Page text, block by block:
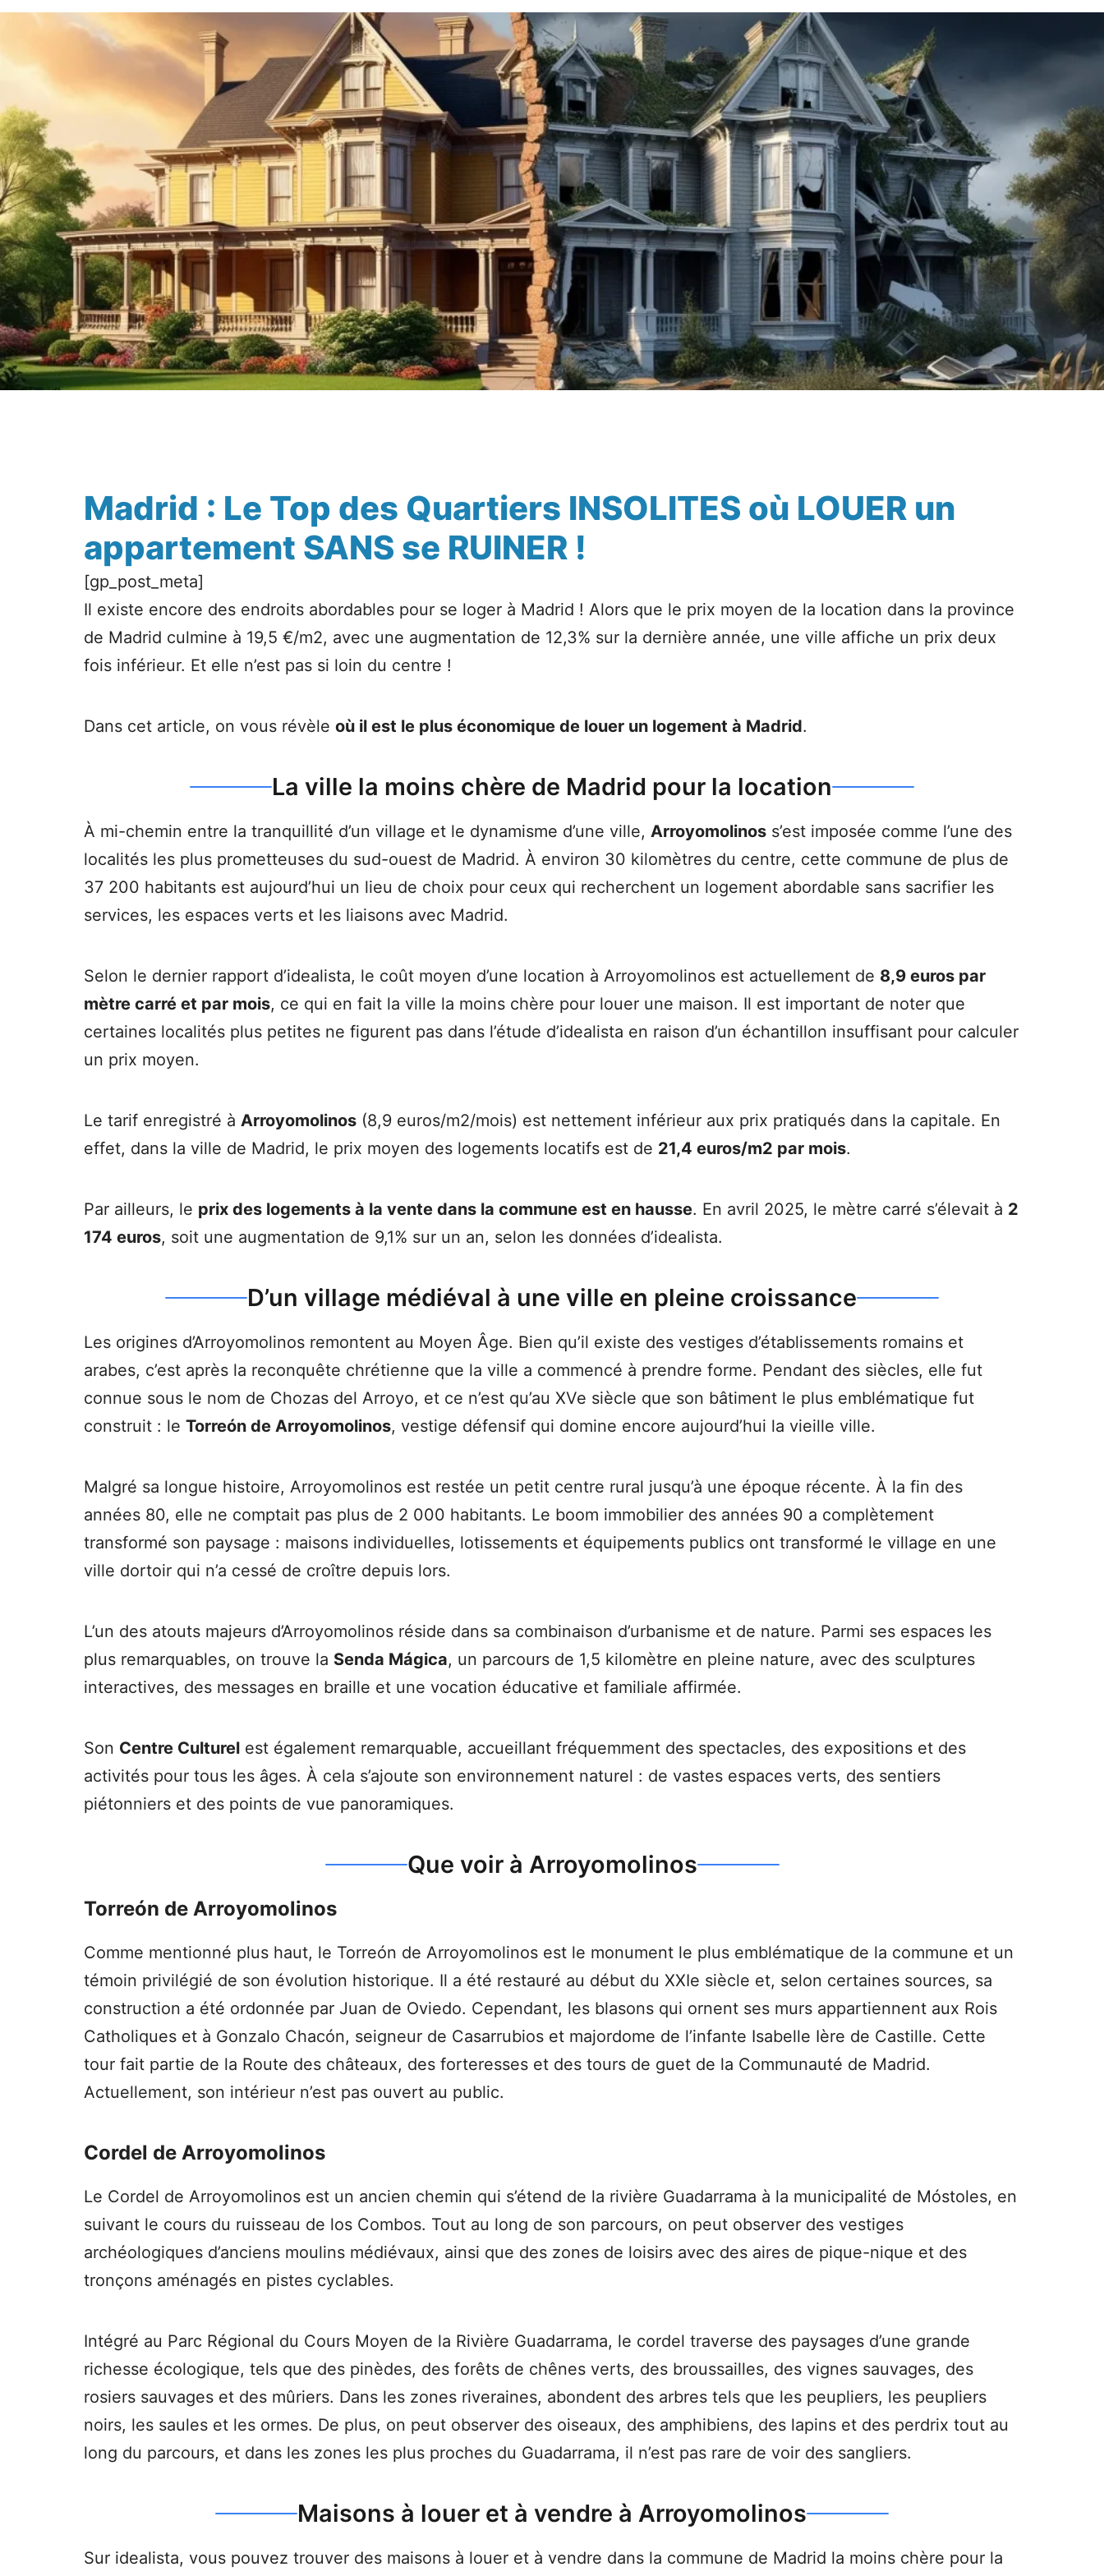
Madrid : Le Top des Quartiers INSOLITES où LOUER un
appartement SANS se RUINER !
[gp_post_meta]
Il existe encore des endroits abordables pour se loger à Madrid ! Alors que le prix moyen de la location dans la province
de Madrid culmine à 19,5 €/m2, avec une augmentation de 12,3% sur la dernière année, une ville affiche un prix deux
fois inférieur. Et elle n’est pas si loin du centre !
Dans cet article, on vous révèle où il est le plus économique de louer un logement à Madrid.
La ville la moins chère de Madrid pour la location
À mi-chemin entre la tranquillité d’un village et le dynamisme d’une ville, Arroyomolinos s’est imposée comme l’une des
localités les plus prometteuses du sud-ouest de Madrid. À environ 30 kilomètres du centre, cette commune de plus de
37 200 habitants est aujourd’hui un lieu de choix pour ceux qui recherchent un logement abordable sans sacrifier les
services, les espaces verts et les liaisons avec Madrid.
Selon le dernier rapport d’idealista, le coût moyen d’une location à Arroyomolinos est actuellement de 8,9 euros par
mètre carré et par mois, ce qui en fait la ville la moins chère pour louer une maison. Il est important de noter que
certaines localités plus petites ne figurent pas dans l’étude d’idealista en raison d’un échantillon insuffisant pour calculer
un prix moyen.
Le tarif enregistré à Arroyomolinos (8,9 euros/m2/mois) est nettement inférieur aux prix pratiqués dans la capitale. En
effet, dans la ville de Madrid, le prix moyen des logements locatifs est de 21,4 euros/m2 par mois.
Par ailleurs, le prix des logements à la vente dans la commune est en hausse. En avril 2025, le mètre carré s’élevait à 2
174 euros, soit une augmentation de 9,1% sur un an, selon les données d’idealista.
D’un village médiéval à une ville en pleine croissance
Les origines d’Arroyomolinos remontent au Moyen Âge. Bien qu’il existe des vestiges d’établissements romains et
arabes, c’est après la reconquête chrétienne que la ville a commencé à prendre forme. Pendant des siècles, elle fut
connue sous le nom de Chozas del Arroyo, et ce n’est qu’au XVe siècle que son bâtiment le plus emblématique fut
construit : le Torreón de Arroyomolinos, vestige défensif qui domine encore aujourd’hui la vieille ville.
Malgré sa longue histoire, Arroyomolinos est restée un petit centre rural jusqu’à une époque récente. À la fin des
années 80, elle ne comptait pas plus de 2 000 habitants. Le boom immobilier des années 90 a complètement
transformé son paysage : maisons individuelles, lotissements et équipements publics ont transformé le village en une
ville dortoir qui n’a cessé de croître depuis lors.
L’un des atouts majeurs d’Arroyomolinos réside dans sa combinaison d’urbanisme et de nature. Parmi ses espaces les
plus remarquables, on trouve la Senda Mágica, un parcours de 1,5 kilomètre en pleine nature, avec des sculptures
interactives, des messages en braille et une vocation éducative et familiale affirmée.
Son Centre Culturel est également remarquable, accueillant fréquemment des spectacles, des expositions et des
activités pour tous les âges. À cela s’ajoute son environnement naturel : de vastes espaces verts, des sentiers
piétonniers et des points de vue panoramiques.
Que voir à Arroyomolinos
Torreón de Arroyomolinos
Comme mentionné plus haut, le Torreón de Arroyomolinos est le monument le plus emblématique de la commune et un
témoin privilégié de son évolution historique. Il a été restauré au début du XXIe siècle et, selon certaines sources, sa
construction a été ordonnée par Juan de Oviedo. Cependant, les blasons qui ornent ses murs appartiennent aux Rois
Catholiques et à Gonzalo Chacón, seigneur de Casarrubios et majordome de l’infante Isabelle Ière de Castille. Cette
tour fait partie de la Route des châteaux, des forteresses et des tours de guet de la Communauté de Madrid.
Actuellement, son intérieur n’est pas ouvert au public.
Cordel de Arroyomolinos
Le Cordel de Arroyomolinos est un ancien chemin qui s’étend de la rivière Guadarrama à la municipalité de Móstoles, en
suivant le cours du ruisseau de los Combos. Tout au long de son parcours, on peut observer des vestiges
archéologiques d’anciens moulins médiévaux, ainsi que des zones de loisirs avec des aires de pique-nique et des
tronçons aménagés en pistes cyclables.
Intégré au Parc Régional du Cours Moyen de la Rivière Guadarrama, le cordel traverse des paysages d’une grande
richesse écologique, tels que des pinèdes, des forêts de chênes verts, des broussailles, des vignes sauvages, des
rosiers sauvages et des mûriers. Dans les zones riveraines, abondent des arbres tels que les peupliers, les peupliers
noirs, les saules et les ormes. De plus, on peut observer des oiseaux, des amphibiens, des lapins et des perdrix tout au
long du parcours, et dans les zones les plus proches du Guadarrama, il n’est pas rare de voir des sangliers.
Maisons à louer et à vendre à Arroyomolinos
Sur idealista, vous pouvez trouver des maisons à louer et à vendre dans la commune de Madrid la moins chère pour la